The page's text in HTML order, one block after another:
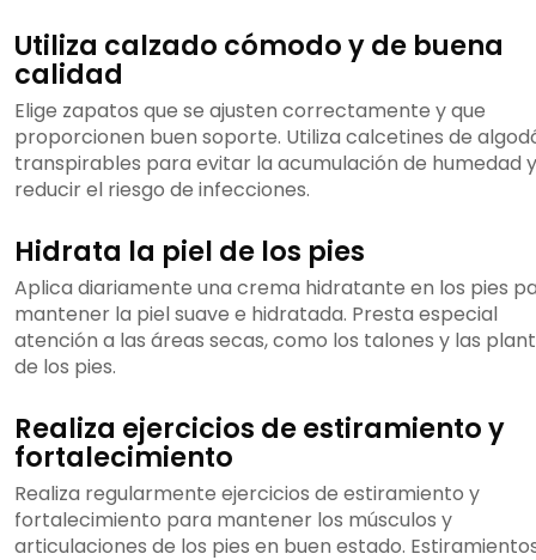
Utiliza calzado cómodo y de buena
calidad
Elige zapatos que se ajusten correctamente y que
proporcionen buen soporte. Utiliza calcetines de
transpirables para evitar la acumulación de humedad y
reducir el riesgo de infecciones.
Hidrata la piel de los pies
Aplica diariamente una crema hidratante en los pies
mantener la piel suave e hidratada. Presta especial
atención a las áreas secas, como los talones y las
de los pies.
Realiza ejercicios de estiramiento y
fortalecimiento
Realiza regularmente ejercicios de estiramiento y
fortalecimiento para mantener los músculos y
articulaciones de los pies en buen estado.